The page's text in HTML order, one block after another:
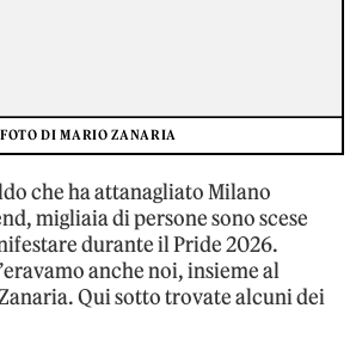
FOTO DI MARIO ZANARIA
che ha attanagliato Milano
migliaia di persone sono scese
durante il Pride 2026.
anche noi, insieme al
Qui sotto trovate alcuni dei